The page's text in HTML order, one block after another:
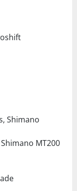
Shimano
MT200